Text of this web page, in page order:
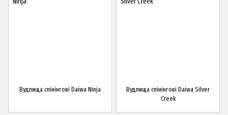
Вудлища спінінгові Daiwa Ninja
Вудлища спінінгові Daiwa Silver
Creek